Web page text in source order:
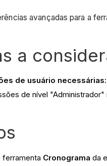
avançadas para a
a
de usuário necessárias:
de nível
ferramenta Cronograma da